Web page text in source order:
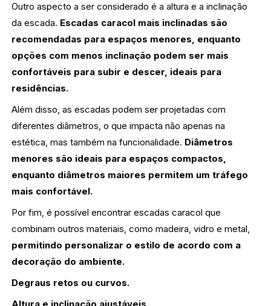
Outro aspecto a ser considerado é a altura e a inclinação
da escada. Escadas caracol mais inclinadas são
recomendadas para espaços menores, enquanto
opções com menos inclinação podem ser mais
confortáveis para subir e descer, ideais para
residências.
Além disso, as escadas podem ser projetadas com
diferentes diâmetros, o que impacta não apenas na
estética, mas também na funcionalidade. Diâmetros
menores são ideais para espaços compactos,
enquanto diâmetros maiores permitem um tráfego
mais confortável.
Por fim, é possível encontrar escadas caracol que
combinam outros materiais, como madeira, vidro e metal,
permitindo personalizar o estilo de acordo com a
decoração do ambiente.
Degraus retos ou curvos.